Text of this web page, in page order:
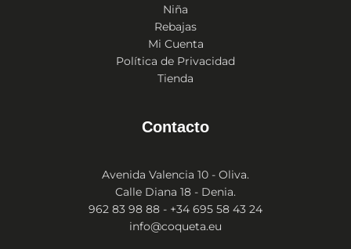
Niña
Rebajas
Mi Cuenta
Política de Privacidad
Tienda
Contacto
Avenida Valencia 10 - Oliva.
Calle Diana 18 - Denia.
962 83 98 88 - +34 695 58 43 24
info@coqueta.eu